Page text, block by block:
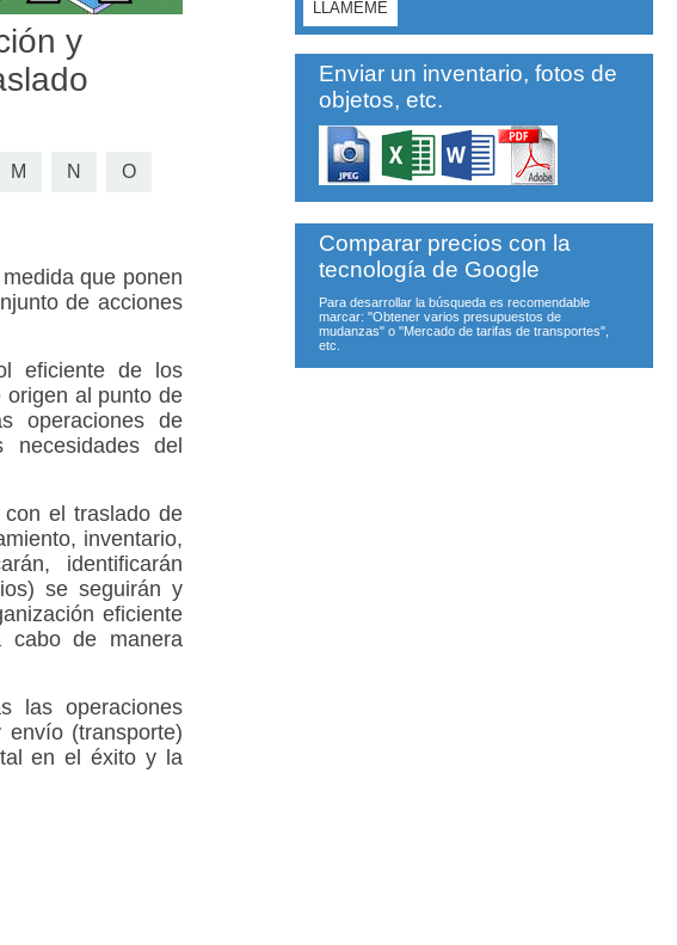
y
M N O
que ponen
de acciones
eficiente de los
origen al punto de
operaciones de
del
el traslado de
inventario,
identificarán
se seguirán y
eficiente
cabo de manera
las operaciones
(transporte)
en el éxito y la
Enviar un inventario, fotos de
objetos, etc.
Comparar precios con la
tecnología de Google
Para desarrollar la búsqueda es recomendable
marcar: "Obtener varios presupuestos de
mudanzas" o "Mercado de tarifas de transportes",
etc.